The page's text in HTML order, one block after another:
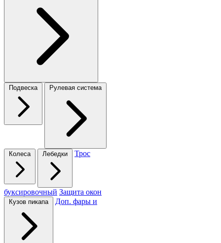
Подвеска Рулевая система
Колеса Лебедки Трос
буксировочный Защита окон
Кузов пикапа Доп. фары и